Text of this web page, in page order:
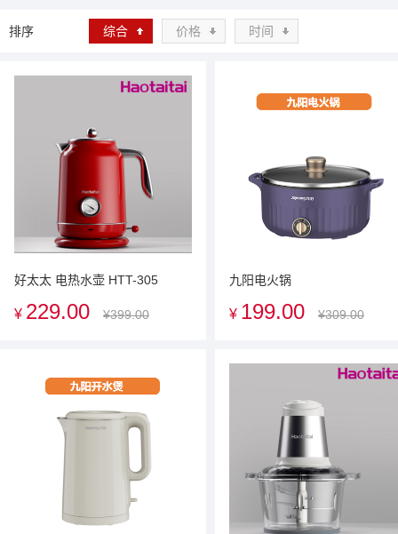
排序 综合 价格 时间
好太太 电热水壶 HTT-305
¥ 229.00 ¥399.00
九阳电火锅
¥ 199.00 ¥309.00